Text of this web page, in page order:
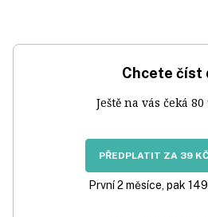
Chcete číst
Ještě na vás čeká
PŘEDPLATIT ZA 39
První 2 měsíce, pak